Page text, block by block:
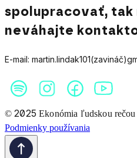
spolupracovať, tak
neváhajte
E-mail:
©2025 Ekonómia ľudskou rečou
Podmienky používania